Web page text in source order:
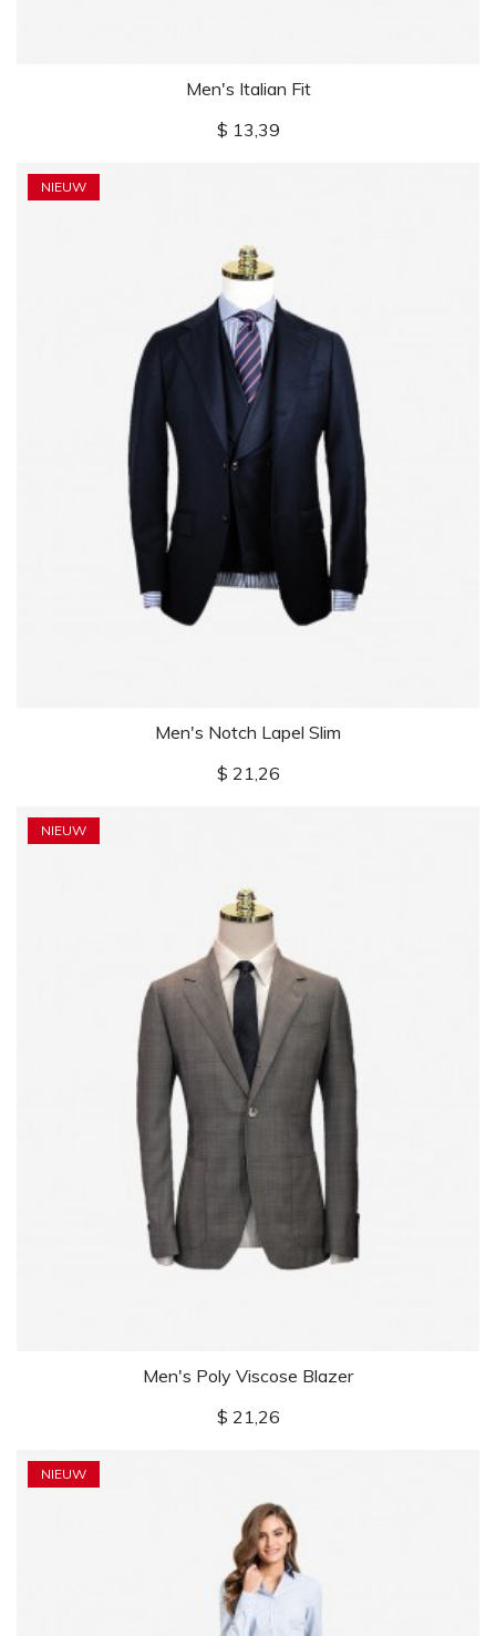
Men's Italian Fit
Prijs
$ 13,39
NIEUW
Men's Notch Lapel Slim
Prijs
$ 21,26
NIEUW
Men's Poly Viscose Blazer
Prijs
$ 21,26
NIEUW